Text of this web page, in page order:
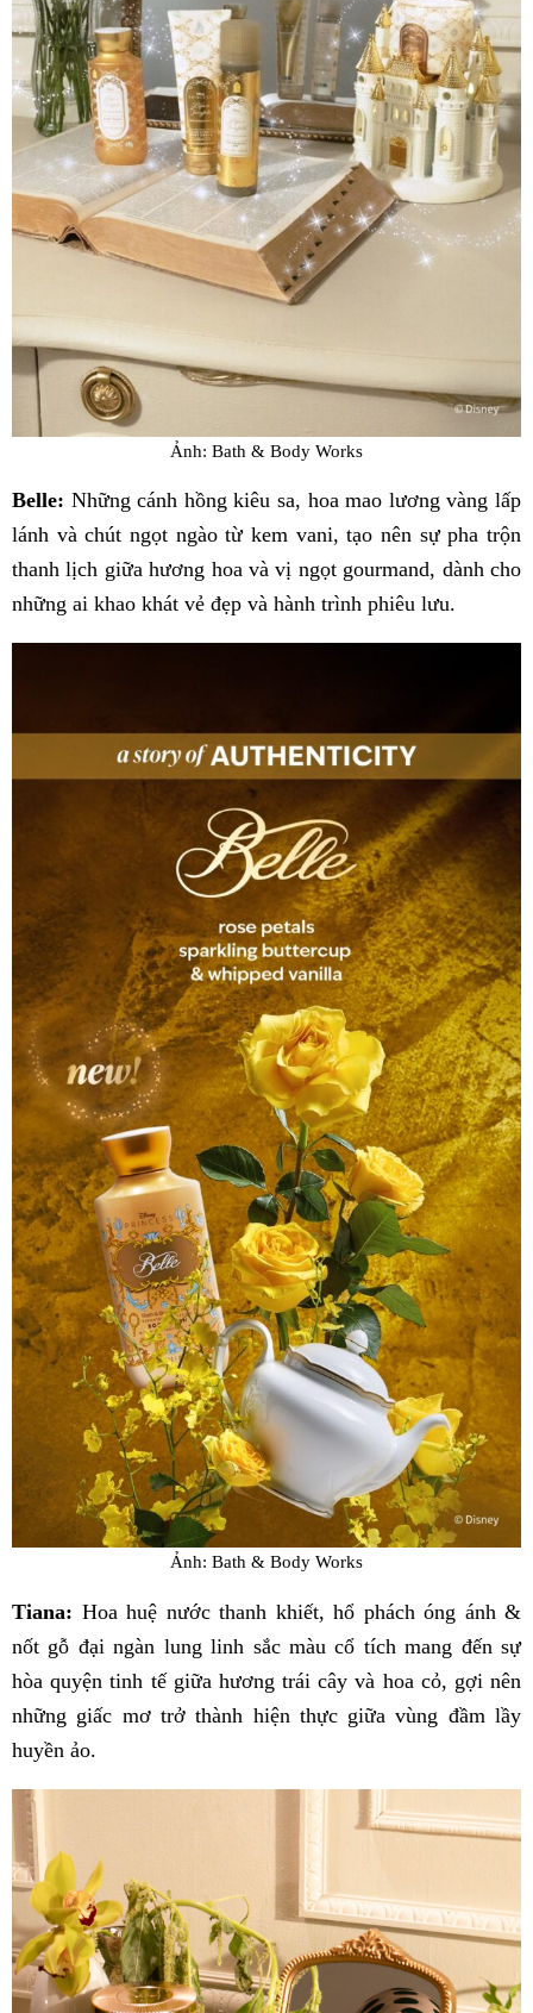
Ảnh: Bath & Body Works
Belle: Những cánh hồng kiêu sa, hoa mao lương vàng lấp
lánh và chút ngọt ngào từ kem vani, tạo nên sự pha trộn
thanh lịch giữa hương hoa và vị ngọt gourmand, dành cho
những ai khao khát vẻ đẹp và hành trình phiêu lưu.
Ảnh: Bath & Body Works
Tiana: Hoa huệ nước thanh khiết, hổ phách óng ánh &
nốt gỗ đại ngàn lung linh sắc màu cổ tích mang đến sự
hòa quyện tinh tế giữa hương trái cây và hoa cỏ, gợi nên
những giấc mơ trở thành hiện thực giữa vùng đầm lầy
huyền ảo.